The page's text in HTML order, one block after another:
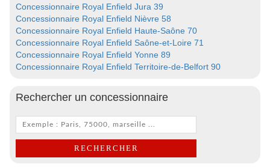
Concessionnaire Royal Enfield Jura 39
Concessionnaire Royal Enfield Nièvre 58
Concessionnaire Royal Enfield Haute-Saône 70
Concessionnaire Royal Enfield Saône-et-Loire 71
Concessionnaire Royal Enfield Yonne 89
Concessionnaire Royal Enfield Territoire-de-Belfort 90
Rechercher un concessionnaire